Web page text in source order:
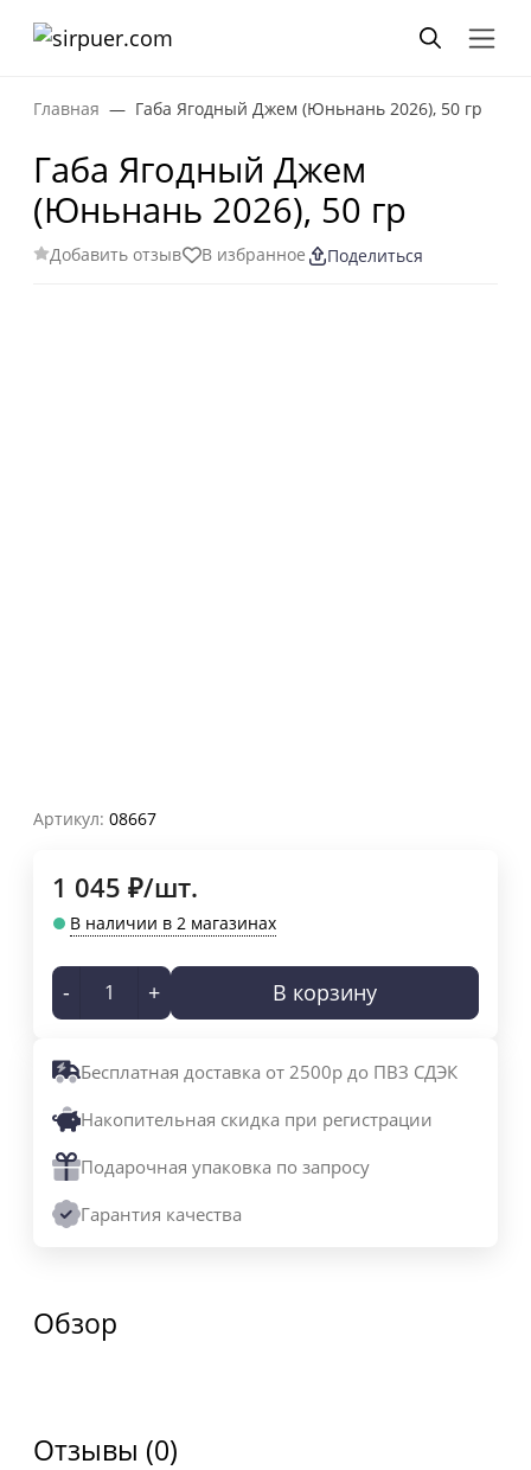
Главная Габа Ягодный Джем (Юньнань 2026), 50 гр
Габа Ягодный Джем
(Юньнань 2026), 50 гр
Добавить отзыв В избранное Поделиться
Артикул: 08667
1 045 ₽/шт.
В наличии в 2 магазинах
- + В корзину
Бесплатная доставка от 2500р до ПВЗ СДЭК
Накопительная скидка при регистрации
Подарочная упаковка по запросу
Гарантия качества
Обзор
Отзывы (0)